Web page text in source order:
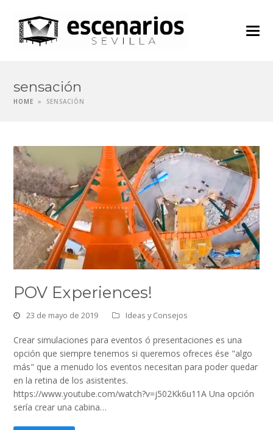
sensación
HOME » SENSACIÓN
POV Experiences!
23 de mayo de 2019 Ideas y Consejos
Crear simulaciones para eventos ó presentaciones es una
opción que siempre tenemos si queremos ofreces ése "algo
más" que a menudo los eventos necesitan para poder quedar
en la retina de los asistentes.
https://www.youtube.com/watch?v=j502Kk6u11A Una opción
sería crear una cabina…